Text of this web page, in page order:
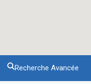
Recherche Avancée